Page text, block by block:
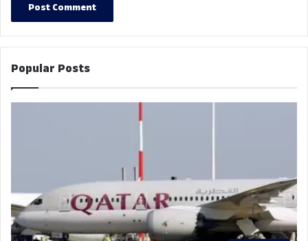
Popular Posts